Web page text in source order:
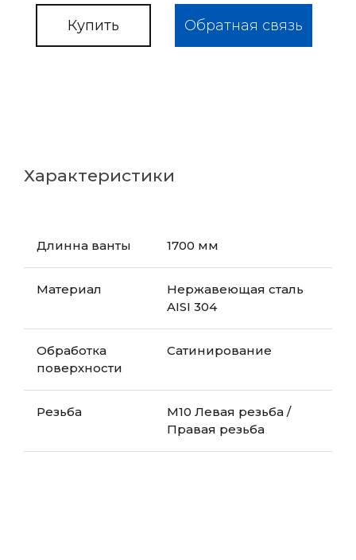
Купить Обратная связь
Характеристики
Длинна ванты 1700 мм
Материал
Нержавеющая сталь
AISI 304
Обработка
поверхности
Сатинирование
Резьба
М10 Левая резьба /
Правая резьба